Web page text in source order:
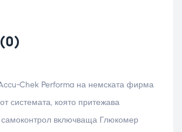
Chek Performa на немската фирма
системата, която притежава
включваща Глюкомер